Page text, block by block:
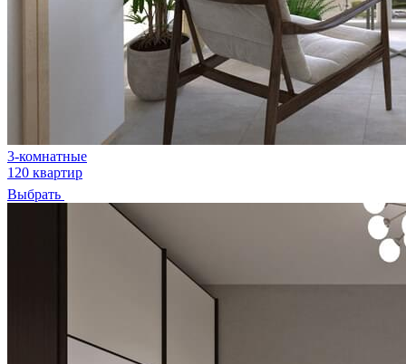
3-комнатные
120 квартир
Выбрать